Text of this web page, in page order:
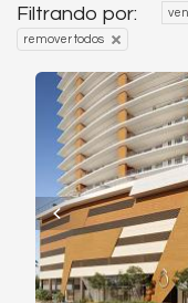
Filtrando por:
remover todos